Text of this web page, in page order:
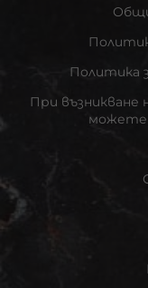
Политика
При възникване
можете